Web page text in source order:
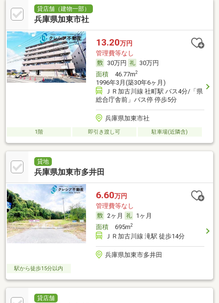
貸店舗（建物一部）
兵庫県加東市社
13.20万円
管理費等なし
30万円
30万円
面積46.77m2
1996年3月(築30年6ヶ月)
ＪＲ加古川線 社町駅 バス4分/「県
総合庁舎前」バス停 停歩5分
兵庫県加東市社
1階 即引き渡し可 駐車場(近隣含)
貸地
兵庫県加東市多井田
6.60万円
管理費等なし
2ヶ月
1ヶ月
面積695m2
ＪＲ加古川線 滝駅 徒歩14分
兵庫県加東市多井田
駅から徒歩15分以内
貸店舗